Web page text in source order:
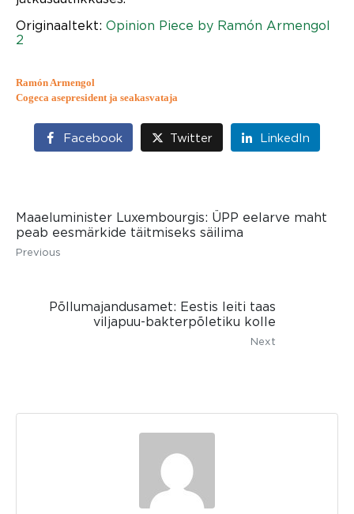
Originaaltekt: Opinion Piece by Ramón Armengol
2
Ramón Armengol
Cogeca asepresident ja seakasvataja
Facebook Twitter LinkedIn
Maaeluminister Luxembourgis: ÜPP eelarve maht
peab eesmärkide täitmiseks säilima
Previous
Põllumajandusamet: Eestis leiti taas
viljapuu-bakterpõletiku kolle
Next